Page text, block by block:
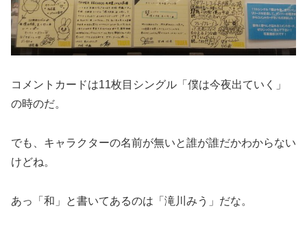
コメントカードは11枚目シングル「僕は今夜出ていく」
の時のだ。
でも、キャラクターの名前が無いと誰が誰だかわからない
けどね。
あっ「和」と書いてあるのは「滝川みう」だな。